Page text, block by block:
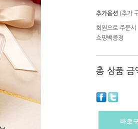
추가옵션 (추가
회원으로 주문시
쇼핑백증정
총 상품 금
바로